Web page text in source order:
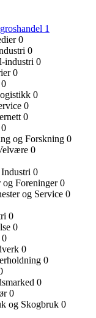
1
0
0
industri 0
0
0
0
0
0
0
og Forskning 0
0
0
og Foreninger0
og Service 0
0
0
0
0
0
0
0
og Skogbruk 0